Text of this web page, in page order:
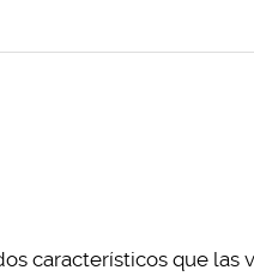
característicos que las